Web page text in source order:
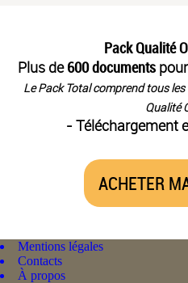
Pack Qualité
Plus de600 documentspour
Le Pack Total comprend tous
Qualité
- Téléchargement
ACHETER
Mentions légales
Contacts
À propos